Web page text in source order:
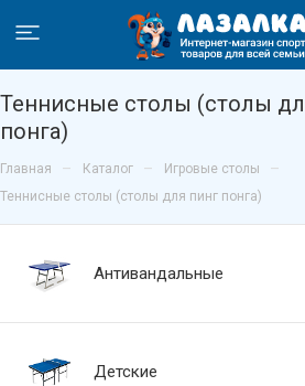
Теннисные столы (столы
понга)
Главная – Каталог – Игровые столы –
Теннисные столы (столы для пинг понга)
Антивандальные
Детские